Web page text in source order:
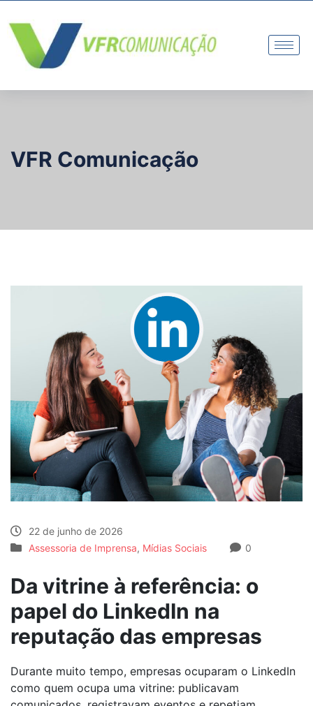
VFR Comunicação
22 de junho de 2026
Assessoria de Imprensa, Mídias Sociais 0
Da vitrine à referência: o
papel do LinkedIn na
reputação das empresas
Durante muito tempo, empresas ocuparam o LinkedIn
como quem ocupa uma vitrine: publicavam